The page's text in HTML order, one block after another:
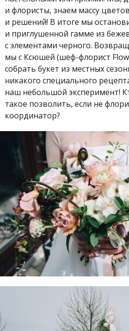
и флористы, знаем массу
и решений! В итоге мы
и приглушенной гамме из
с элементами черного.
мы с Ксюшей (шеф-флорист
собрать букет из местных
никакого специального
наш небольшой эксперимент!
такое позволить, если не
координатор?